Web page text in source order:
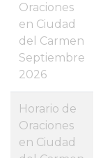
Oraciones
en Ciudad
del Carmen
Septiembre
2026
Horario de
Oraciones
en Ciudad